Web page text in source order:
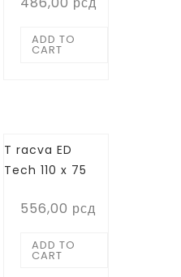
ADD TO
CART
T racva ED
Tech 110 x 75
556,00 рсд
ADD TO
CART